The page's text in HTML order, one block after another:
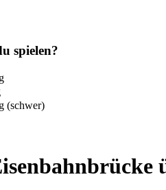
spielen?
(schwer)